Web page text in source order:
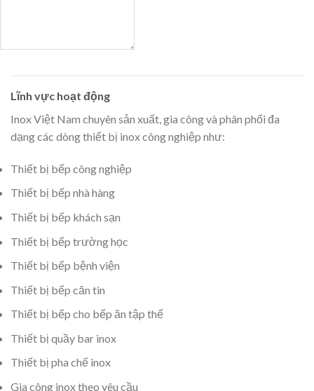
Lĩnh vực hoạt động
Inox Việt Nam chuyên sản xuất, gia công và phân phối đa
dạng các dòng thiết bị inox công nghiệp như:
Thiết bị bếp công nghiệp
Thiết bị bếp nhà hàng
Thiết bị bếp khách sạn
Thiết bị bếp trường học
Thiết bị bếp bệnh viện
Thiết bị bếp căn tin
Thiết bị bếp cho bếp ăn tập thể
Thiết bị quầy bar inox
Thiết bị pha chế inox
Gia công inox theo yêu cầu